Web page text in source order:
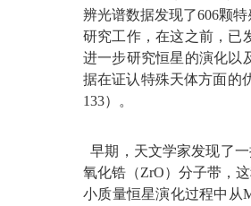
辨光谱数据发现了606颗
研究工作，在这之前，已
进一步研究恒星的演化以
据在证认特殊天体方面的
133）。
早期，天文学家发现了
氧化锆（ZrO）分子带，
小质量恒星演化过程中从